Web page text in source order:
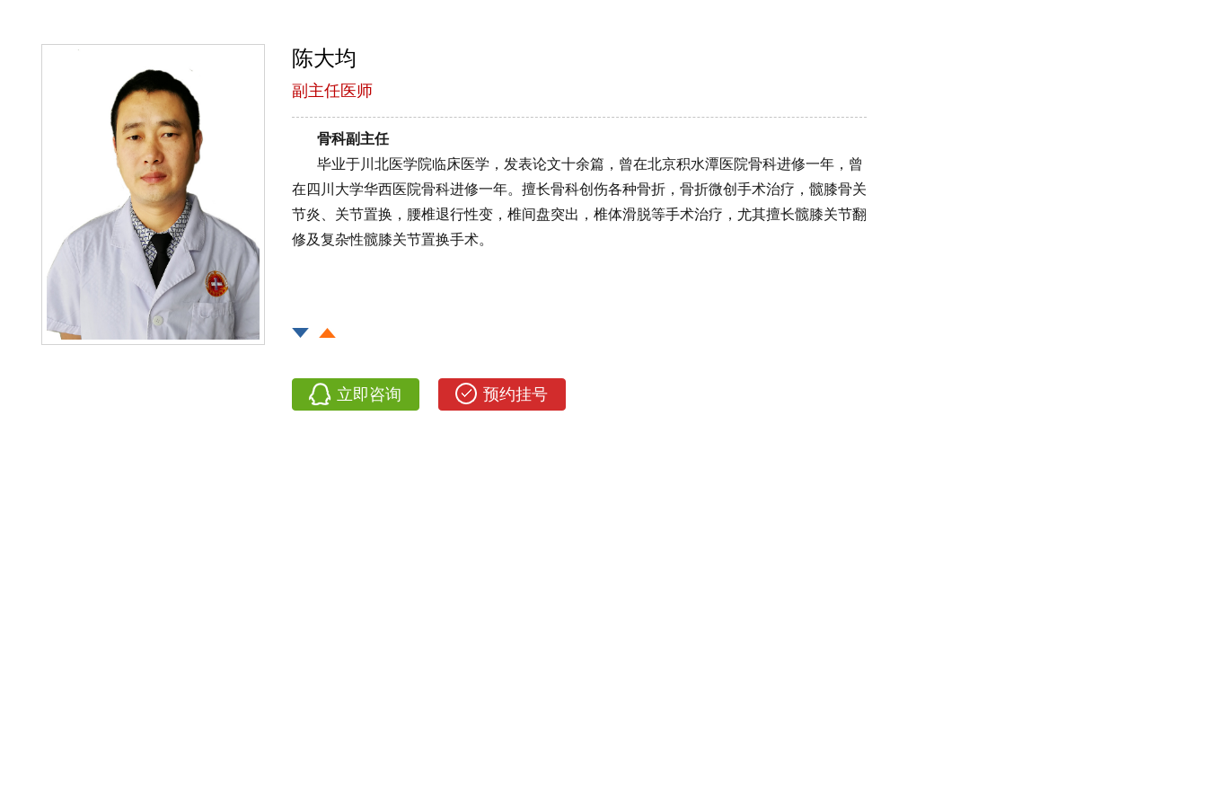
陈大均
副主任医师
骨科副主任
毕业于川北医学院临床医学，发表论文十余篇，曾在北京积水潭医院骨科进修一年，曾
在四川大学华西医院骨科进修一年。擅长骨科创伤各种骨折，骨折微创手术治疗，髋膝骨关
节炎、关节置换，腰椎退行性变，椎间盘突出，椎体滑脱等手术治疗，尤其擅长髋膝关节翻
修及复杂性髋膝关节置换手术。
立即咨询 预约挂号